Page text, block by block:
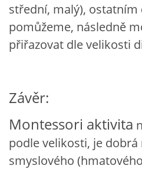
VZDĚLÁVACÍ BLOK BŘEZEN
VZDĚLÁVACÍ BLOK DUBEN
VÝTVARNÉ AKTIVITY - JARO
střední, malý),
pomůžeme, následně
přiřazovat dle velikosti
Závěr:
Montessori aktivita
podle velikosti, je dobrá
smyslového